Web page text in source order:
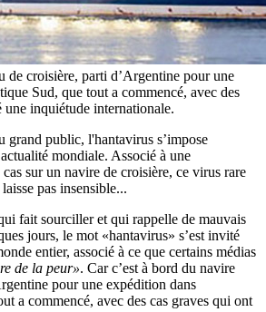
de croisière, parti d’Argentine pour une
Sud, que tout a commencé, avec des
une inquiétude internationale.
grand public, l'hantavirus s’impose
mondiale. Associé à une
sur un navire de croisière, ce virus rare
pas insensible...
fait sourciller et qui rappelle de mauvais
jours, le mot «hantavirus» s’est invité
entier, associé à ce que certains médias
de la peur». Car c’est à bord du navire
pour une expédition dans
a commencé, avec des cas graves qui ont